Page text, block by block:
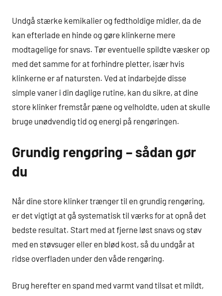
Undgå stærke kemikalier og fedtholdige midler, da de
kan efterlade en hinde og gøre klinkerne mere
modtagelige for snavs. Tør eventuelle spildte væsker op
med det samme for at forhindre pletter, især hvis
klinkerne er af natursten. Ved at indarbejde disse
simple vaner i din daglige rutine, kan du sikre, at dine
store klinker fremstår pæne og velholdte, uden at skulle
bruge unødvendig tid og energi på rengøringen.
Grundig rengøring – sådan gør
du
Når dine store klinker trænger til en grundig rengøring,
er det vigtigt at gå systematisk til værks for at opnå det
bedste resultat. Start med at fjerne løst snavs og støv
med en støvsuger eller en blød kost, så du undgår at
ridse overfladen under den våde rengøring.
Brug herefter en spand med varmt vand tilsat et mildt,